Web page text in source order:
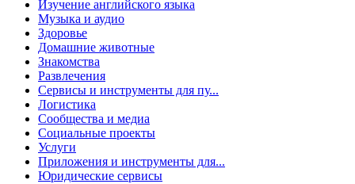
Изучение английского языка
Музыка и аудио
Здоровье
Домашние животные
Знакомства
Развлечения
Сервисы и инструменты для пу...
Логистика
Сообщества и медиа
Социальные проекты
Услуги
Приложения и инструменты для...
Юридические сервисы